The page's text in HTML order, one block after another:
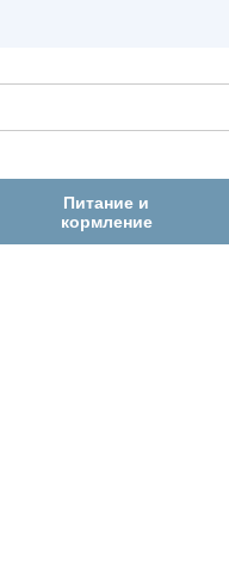
Питание и
кормление